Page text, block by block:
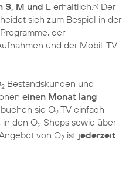
S, M und L erhältlich.5) Der
sich zum Bespiel in der
der
und der Mobil-TV-
2 Bestandskunden und
einen Monat lang
sie O2 TV einfach
in den O2 Shops sowie über
von O2 ist jederzeit